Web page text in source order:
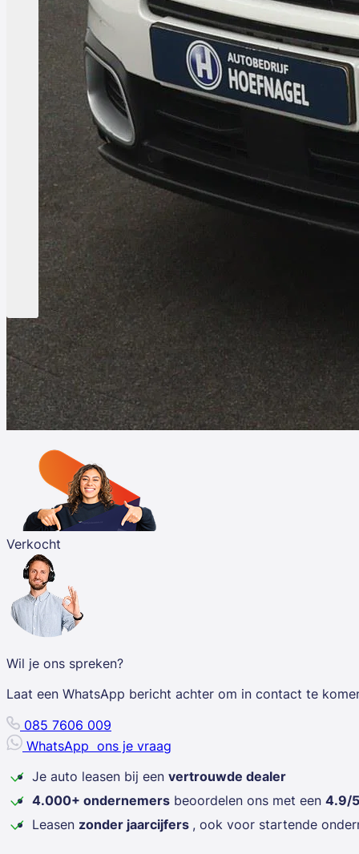
Verkocht
Wil je ons spreken?
Laat een WhatsApp bericht achter om in contact te
085 7606 009
WhatsApp ons je vraag
Je auto leasen bij een vertrouwde dealer
4.000+ ondernemers beoordelen ons met een 4.9/5
Leasen zonder jaarcijfers , ook voor startende